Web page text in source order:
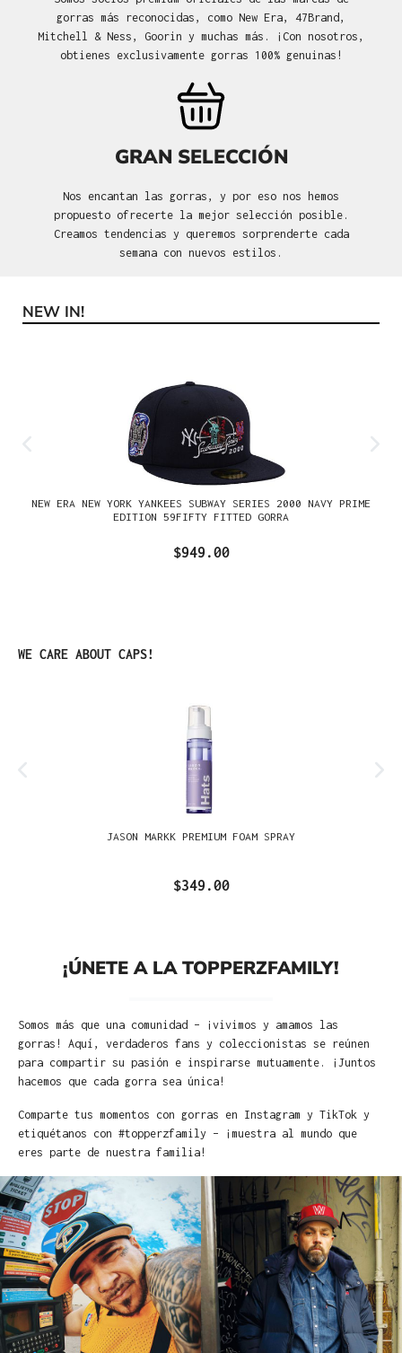
gorras más reconocidas, como New Era, 47Brand,
Mitchell & Ness, Goorin y muchas más. ¡Con nosotros,
obtienes exclusivamente gorras 100% genuinas!
GRAN SELECCIÓN
Nos encantan las gorras, y por eso nos hemos
propuesto ofrecerte la mejor selección posible.
Creamos tendencias y queremos sorprenderte cada
semana con nuevos estilos.
Omitir la galería de productos
NEW IN!
NEW ERA NEW YORK YANKEES SUBWAY SERIES 2000 NAVY PRIME
EDITION 59FIFTY FITTED GORRA
$949.00
Omitir la galería de productos
WE CARE ABOUT CAPS!
JASON MARKK PREMIUM FOAM SPRAY
$349.00
¡ÚNETE A LA TOPPERZFAMILY!
Somos más que una comunidad – ¡vivimos y amamos las
gorras! Aquí, verdaderos fans y coleccionistas se reúnen
para compartir su pasión e inspirarse mutuamente. ¡Juntos
hacemos que cada gorra sea única!
Comparte tus momentos con gorras en Instagram y TikTok y
etiquétanos con #topperzfamily – ¡muestra al mundo que
eres parte de nuestra familia!